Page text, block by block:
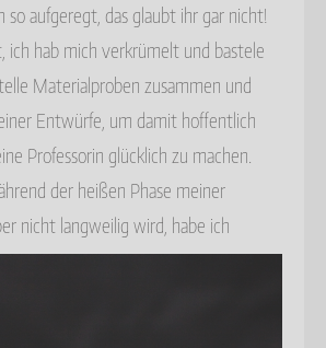
so aufgeregt, das glaubt ihr gar nicht!
ich hab mich verkrümelt und bastele
Materialproben zusammen und
Entwürfe, um damit hoffentlich
Professorin glücklich zu machen.
der heißen Phase meiner
nicht langweilig wird, habe ich